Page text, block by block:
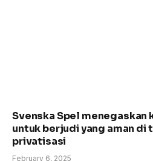
Svenska Spel
untuk berjudi yang aman di
privatisasi
February 6, 2025